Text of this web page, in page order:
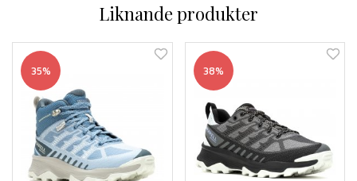
Liknande produkter
35% 38%